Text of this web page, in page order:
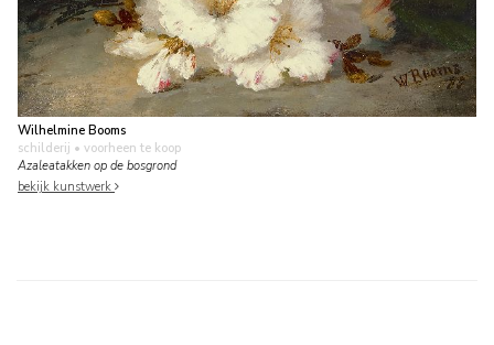
Wilhelmine Booms
schilderij • voorheen te koop
Azaleatakken op de bosgrond
bekijk kunstwerk